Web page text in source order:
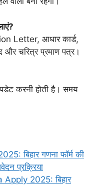
Letter, आधार कार्ड,
और चरित्र प्रमाण पत्र।
करनी होती है। समय
बिहार गणना फॉर्म की
प्रक्रिया
2025: बिहार